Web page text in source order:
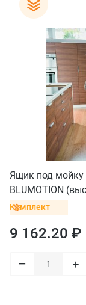
Ящик под мойку
BLUMOTION
от 10 до 30 кг),
Комплект
9 162.20 ₽
– +